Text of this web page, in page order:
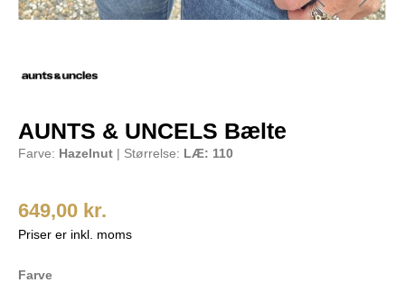
AUNTS & UNCELS Bælte
Farve: Hazelnut | Størrelse: LÆ: 110
649,00 kr.
Priser er inkl. moms
Farve